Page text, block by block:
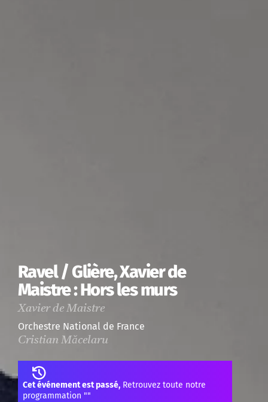
Ravel / Glière, Xavier de
Maistre : Hors les murs
Xavier de Maistre
Orchestre National de France
Cristian Măcelaru
Cet événement est passé, Retrouvez toute notre
programmation ""